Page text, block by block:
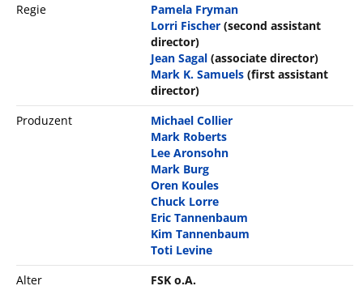
Regie
Pamela Fryman
Lorri Fischer (second assistant
director)
Jean Sagal (associate director)
Mark K. Samuels (first assistant
director)
Produzent
Michael Collier
Mark Roberts
Lee Aronsohn
Mark Burg
Oren Koules
Chuck Lorre
Eric Tannenbaum
Kim Tannenbaum
Toti Levine
Alter
FSK o.A.